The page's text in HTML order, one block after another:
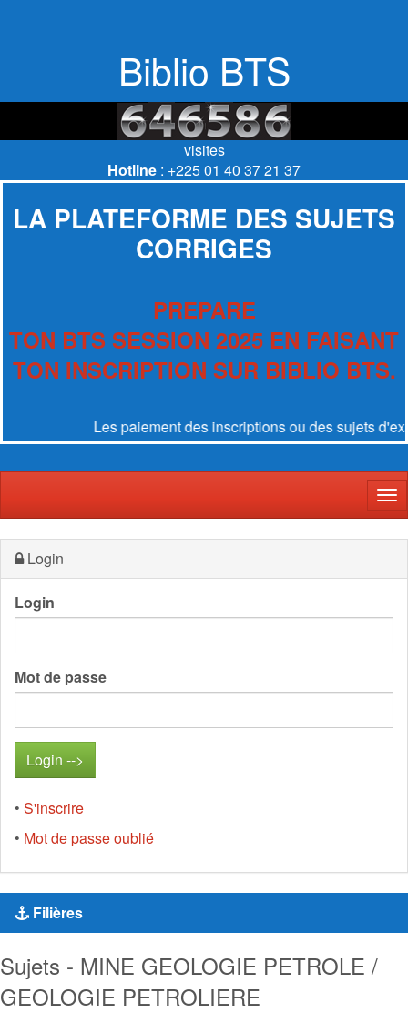
Biblio BTS
visites
Hotline : +225 01 40 37 21 37
LA PLATEFORME DES SUJETS
CORRIGES
PREPARE
TON BTS SESSION 2025 EN FAISANT
TON INSCRIPTION SUR BIBLIO BTS.
Les paiement des inscriptions ou des sujets
Login
Login
Mot de passe
• S'inscrire
• Mot de passe oublié
Filières
Sujets - MINE GEOLOGIE PETROLE /
GEOLOGIE PETROLIERE